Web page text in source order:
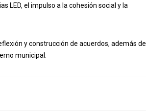
LED, el impulso a la cohesión social y la
y construcción de acuerdos, además de
municipal.